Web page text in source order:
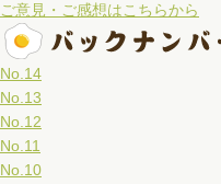
ご意見・ご感想はこちらから
No.14
No.13
No.12
No.11
No.10